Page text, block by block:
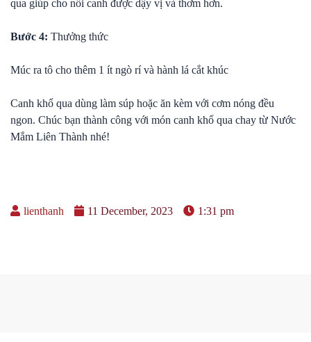
qua giúp cho nồi canh được dậy vị và thơm hơn.
Bước 4: Thưởng thức
Múc ra tô cho thêm 1 ít ngò rí và hành lá cắt khúc
Canh khổ qua dùng làm súp hoặc ăn kèm với cơm nóng đều
ngon. Chúc bạn thành công với món canh khổ qua chay từ Nước
Mắm Liên Thành nhé!
lienthanh 11 December, 2023 1:31 pm